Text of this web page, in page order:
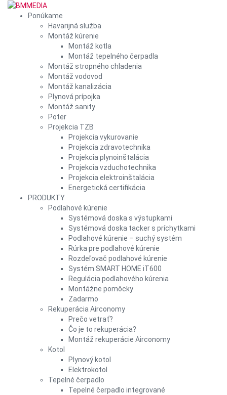
Ponúkame
Havarijná služba
Montáž kúrenie
Montáž kotla
Montáž tepelného čerpadla
Montáž stropného chladenia
Montáž vodovod
Montáž kanalizácia
Plynová prípojka
Montáž sanity
Poter
Projekcia TZB
Projekcia vykurovanie
Projekcia zdravotechnika
Projekcia plynoinštalácia
Projekcia vzduchotechnika
Projekcia elektroinštalácia
Energetická certifikácia
PRODUKTY
Podlahové kúrenie
Systémová doska s výstupkami
Systémová doska tacker s príchytkami
Podlahové kúrenie – suchý systém
Rúrka pre podlahové kúrenie
Rozdeľovač podlahové kúrenie
Systém SMART HOME iT600
Regulácia podlahového kúrenia
Montážne pomôcky
Zadarmo
Rekuperácia Airconomy
Prečo vetrať?
Čo je to rekuperácia?
Montáž rekuperácie Airconomy
Kotol
Plynový kotol
Elektrokotol
Tepelné čerpadlo
Tepelné čerpadlo integrované